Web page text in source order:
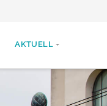
AKTUELL